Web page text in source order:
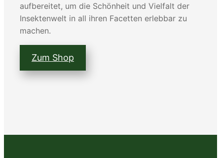
aufbereitet, um die Schönheit und Vielfalt der
Insektenwelt in all ihren Facetten erlebbar zu
machen.
Zum Shop